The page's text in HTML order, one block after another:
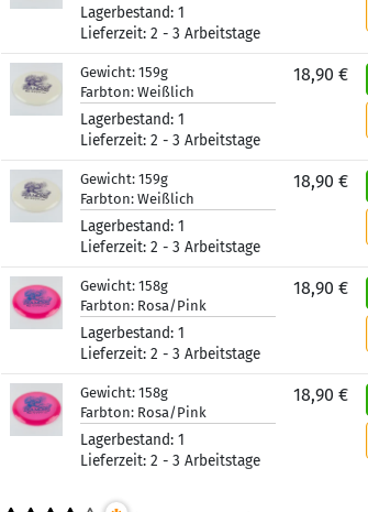
Lagerbestand: 1
Lieferzeit: 2 - 3 Arbeitstage
Gewicht: 159g
Farbton: Weißlich
Lagerbestand: 1
Lieferzeit: 2 - 3 Arbeitstage
18,90 €
Gewicht: 159g
Farbton: Weißlich
Lagerbestand: 1
Lieferzeit: 2 - 3 Arbeitstage
18,90 €
Gewicht: 158g
Farbton: Rosa/Pink
Lagerbestand: 1
Lieferzeit: 2 - 3 Arbeitstage
18,90 €
Gewicht: 158g
Farbton: Rosa/Pink
Lagerbestand: 1
Lieferzeit: 2 - 3 Arbeitstage
18,90 €